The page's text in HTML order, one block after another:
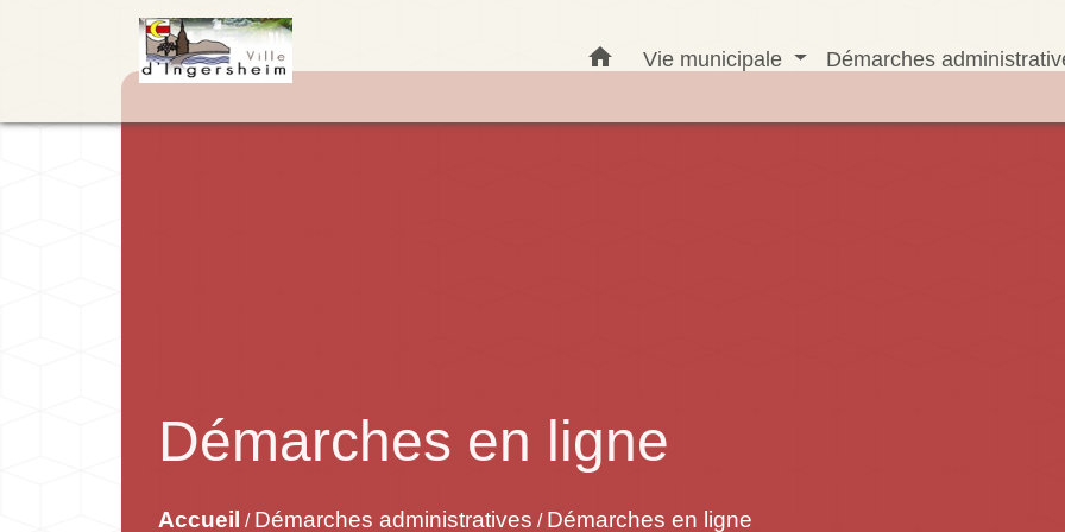
home Vie municipale Démarches
Démarches en ligne
Accueil / Démarches administratives / Démarches en ligne